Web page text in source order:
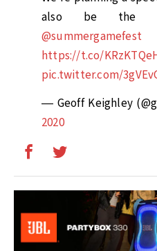
also be the
@summergamefest
https://t.co/
pic.twitter.com/
— Geoff Keighley
2020